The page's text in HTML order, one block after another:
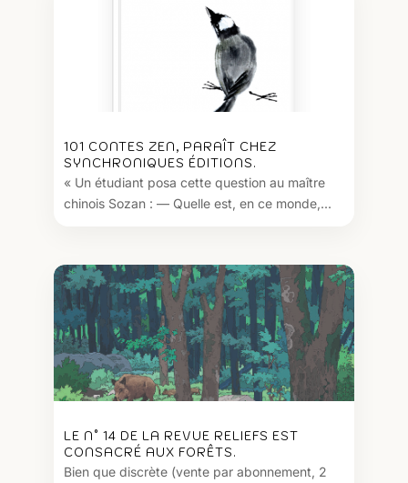
101 CONTES ZEN, PARAÎT CHEZ
SYNCHRONIQUES ÉDITIONS.
« Un étudiant posa cette question au maître
chinois Sozan : — Quelle est, en ce monde,...
LE N° 14 DE LA REVUE RELIEFS EST
CONSACRÉ AUX FORÊTS.
Bien que discrète (vente par abonnement, 2